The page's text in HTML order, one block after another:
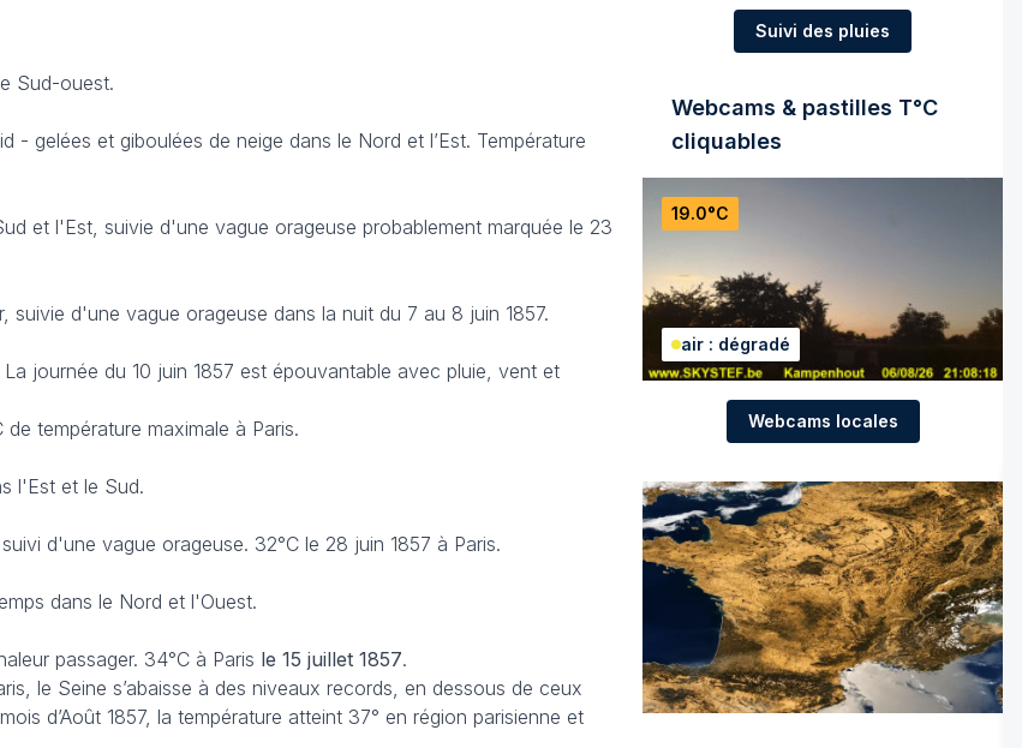
Sud-ouest.
- gelées et giboulées de neige dans le Nord et l’Est. Température
et l'Est, suivie d'une vague orageuse probablement marquée le 23
suivie d'une vague orageuse dans la nuit du 7 au 8 juin 1857.
journée du 10 juin 1857 est épouvantable avec pluie, vent et
de température maximale à Paris.
l'Est et le Sud.
d'une vague orageuse. 32°C le 28 juin 1857 à Paris.
dans le Nord et l'Ouest.
passager. 34°C à Paris le 15 juillet 1857.
le Seine s’abaisse à des niveaux records, en dessous de ceux
d’Août 1857, la température atteint 37° en région parisienne et
Suivi des pluies
Webcams & pastilles T°C
cliquables
19.0°C
air : dégradé
Webcams locales